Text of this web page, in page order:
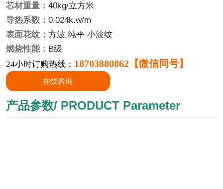
芯材重量： 40kg/立方米
导热系数： 0.024k.w/m
表面花纹： 方波 纯平 小波纹
燃烧性能： B级
24小时订购热线： 18703880862【微信同号】
在线咨询
产品参数/ PRODUCT Parameter